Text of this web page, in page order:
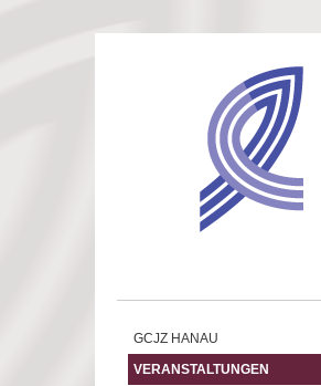
GCJZ HANAU
VERANSTALTUNGEN